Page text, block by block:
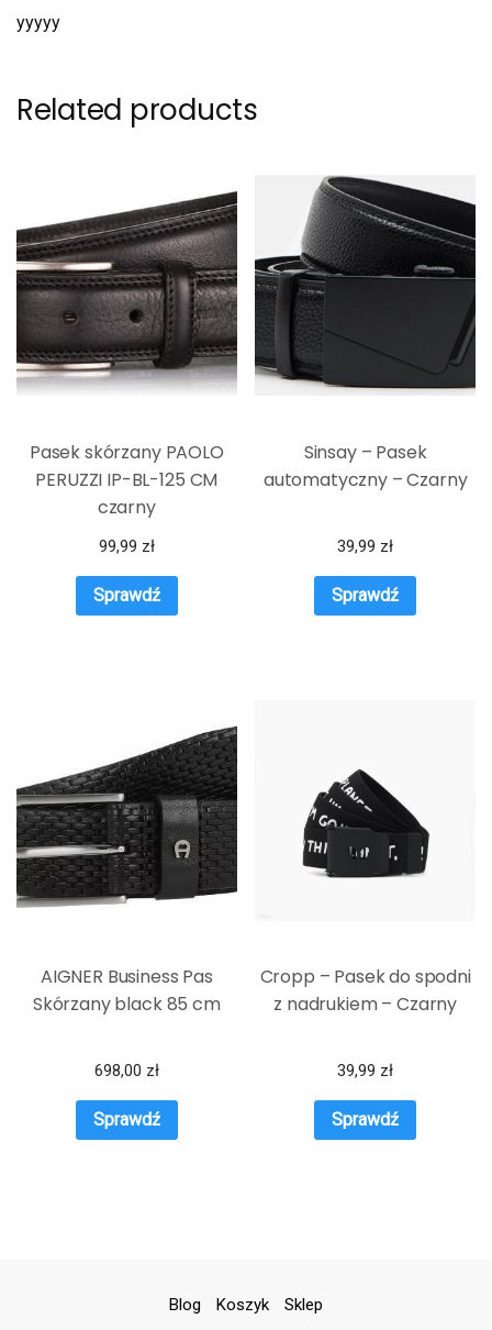
yyyyy
Related products
Pasek skórzany PAOLO
PERUZZI IP-BL-125 CM
czarny
99,99 zł
Sprawdź
Sinsay – Pasek
automatyczny – Czarny
39,99 zł
Sprawdź
AIGNER Business Pas
Skórzany black 85 cm
698,00 zł
Sprawdź
Cropp – Pasek do spodni
z nadrukiem – Czarny
39,99 zł
Sprawdź
Blog Koszyk Sklep